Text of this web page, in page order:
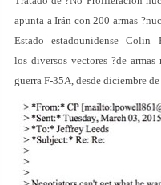
apunta a Irán con 200 armas
Estado estadounidense
los diversos vectores ?de
guerra F-35A, desde diciembre